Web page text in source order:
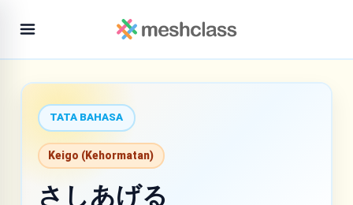
TATA BAHASA
Keigo (Kehormatan)
さしあげる